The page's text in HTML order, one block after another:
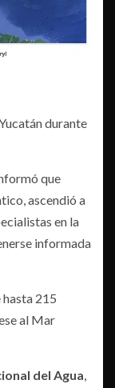
durante
que
ascendió a
en la
informada
215
al Mar
del Agua,